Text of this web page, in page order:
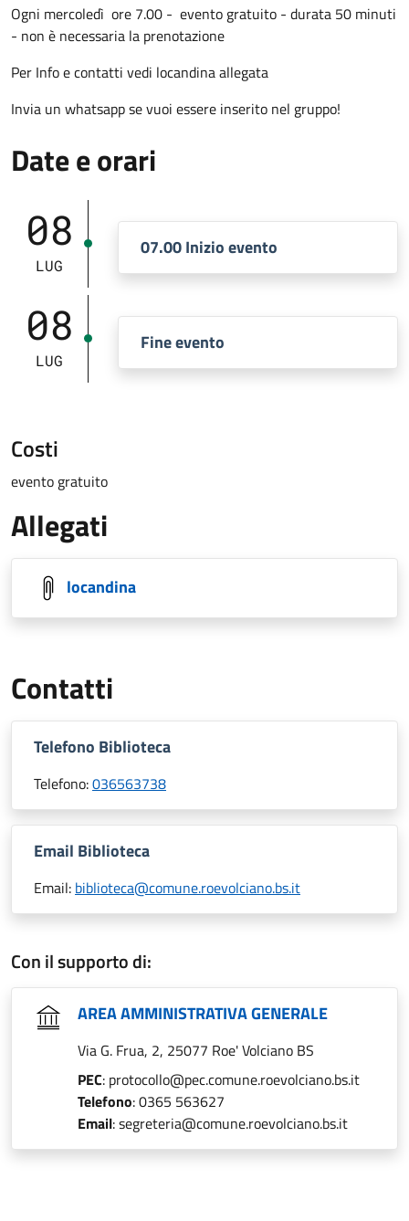
Ogni mercoledì ore 7.00 - evento gratuito - durata 50 minuti
- non è necessaria la prenotazione
Per Info e contatti vedi locandina allegata
Invia un whatsapp se vuoi essere inserito nel gruppo!
Date e orari
08
LUG
07.00 Inizio evento
08
LUG
Fine evento
Costi
evento gratuito
Allegati
locandina
Contatti
Telefono Biblioteca
Telefono:036563738
Email Biblioteca
Email: biblioteca@comune.roevolciano.bs.it
Con il supporto di:
AREA AMMINISTRATIVA GENERALE
Via G. Frua, 2, 25077 Roe' Volciano BS
PEC: protocollo@pec.comune.roevolciano.bs.it
Telefono: 0365 563627
Email: segreteria@comune.roevolciano.bs.it